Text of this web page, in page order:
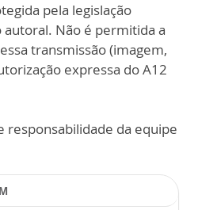
pela legislação
Não é permitida a
transmissão (imagem,
expressa do A12
responsabilidade da equipe